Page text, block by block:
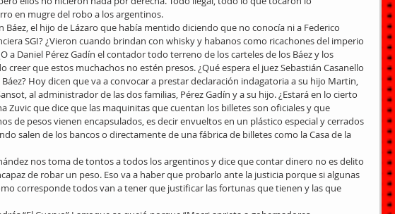
en mugre del robo a los argentinos.
Báez, el hijo de Lázaro que había mentido diciendo que no conocía ni a Federico
SGI? ¿Vieron cuando brindan con whisky y habanos como ricachones del imperio
a Daniel Pérez Gadín el contador todo terreno de los carteles de los Báez y los
creer que estos muchachos no estén presos. ¿Qué espera el juez Sebastián Casanello
Hoy dicen que va a convocar a prestar declaración indagatoria a su hijo Martin,
al administrador de las dos familias, Pérez Gadín y a su hijo. ¿Estará en lo cierto
Zuvic que dice que las maquinitas que cuentan los billetes son oficiales y que
de pesos vienen encapsulados, es decir envueltos en un plástico especial y cerrados
salen de los bancos o directamente de una fábrica de billetes como la Casa de la
nos toma de tontos a todos los argentinos y dice que contar dinero no es delito
de robar un peso. Eso va a haber que probarlo ante la justicia porque si algunas
corresponde todos van a tener que justificar las fortunas que tienen y las que